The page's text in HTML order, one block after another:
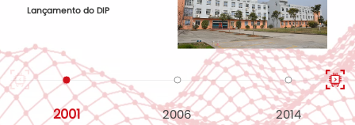
Lançamento do DIP
2001 2006 2014